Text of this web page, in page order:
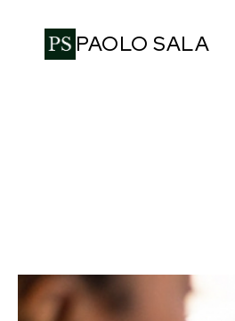
PAOLO SALA